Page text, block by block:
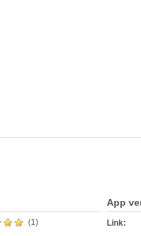
(1)
App
Link: